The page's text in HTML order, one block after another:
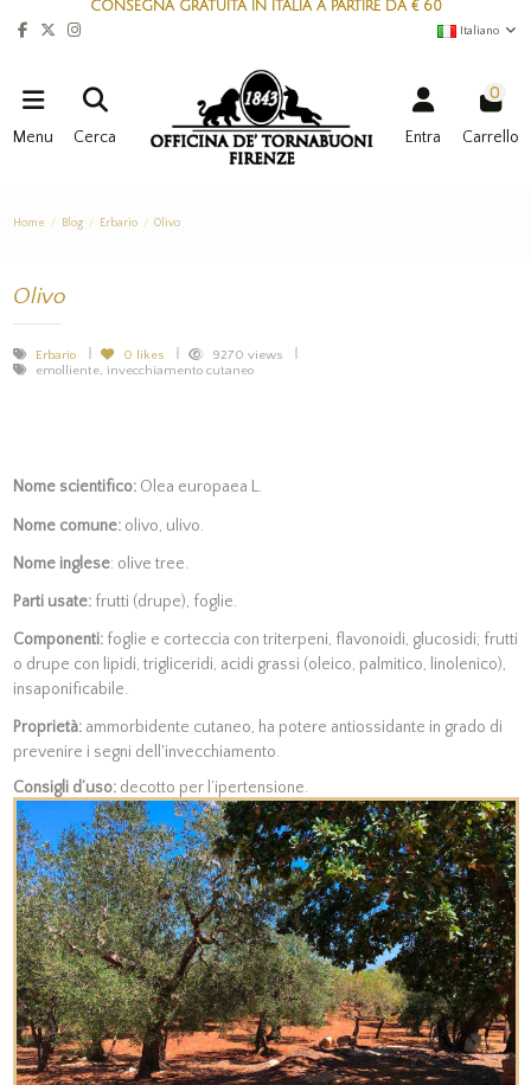
CONSEGNA GRATUITA IN ITALIA A PARTIRE DA € 60
Italiano
Menu Cerca Entra
0
Carrello
Home Blog Erbario Olivo
Olivo
Erbario 0 likes
9270 views
emolliente, invecchiamento cutaneo
Nome scientifico:Olea europaea L.
Nome comune:olivo, ulivo.
Nome inglese: olive tree.
Parti usate:frutti (drupe), foglie.
Componenti:foglie e corteccia con triterpeni, flavonoidi, glucosidi; frutti
o drupe con lipidi, trigliceridi, acidi grassi (oleico, palmitico, linolenico),
insaponificabile.
Proprietà: ammorbidente cutaneo, ha potere antiossidante in grado di
prevenire i segni dell'invecchiamento.
Consigli d’uso: decotto per l’ipertensione.